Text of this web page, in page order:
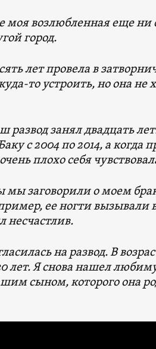
моя возлюбленная еще ни
город.
лет провела в
то устроить, но она не
занял двадцать
с 2004 по 2014, а когда
плохо себя
мы заговорили о моем
ее ногти вызывали
несчастлив.
на развод. В
лет. Я снова нашел
сыном, которого она